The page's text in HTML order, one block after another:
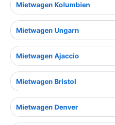
Mietwagen Kolumbien
Mietwagen Ungarn
Mietwagen Ajaccio
Mietwagen Bristol
Mietwagen Denver